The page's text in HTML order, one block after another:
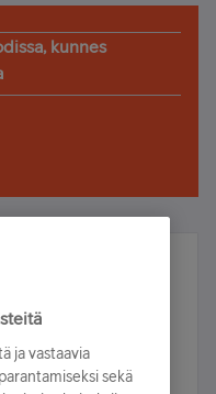
kunnes
voita!
arvonnassa.
ja vastaavia
sekä